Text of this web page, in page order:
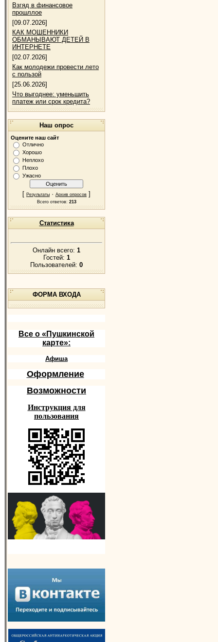
Взгяд в финансовое
прошллое
[09.07.2026]
КАК МОШЕННИКИ
ОБМАНЫВАЮТ ДЕТЕЙ В
ИНТЕРНЕТЕ
[02.07.2026]
Как молодежи провести лето
с пользой
[25.06.2026]
Что выгоднее: уменьшить
платеж или срок кредита?
Наш опрос
Оцените наш сайт
Отлично
Хорошо
Неплохо
Плохо
Ужасно
[ Результаты · Архив опросов ]
Всего ответов: 213
Статистика
Онлайн всего: 1
Гостей: 1
Пользователей: 0
ФОРМА ВХОДА
Все о «Пушкинской
карте»:
Афиша
Оформление
Возможности
Инструкция для
пользования